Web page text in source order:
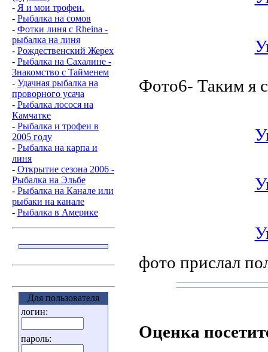
- Я и мои трофеи.
- Рыбалка на сомов
- Фотки линя с Rheina -
рыбалка на линя
- Рождественский Жерех
- Рыбалка на Сахалине -
Знакомство с Taйменем
- Удачная рыбалка на
проворного усача
- Рыбалка лосося на
Камчатке
- Рыбалка и трофеи в
2005 году
- Рыбалка на карпа и
линя
- Открытие сезона 2006 -
Рыбалка на Эльбе
- Рыбалка на Канале или
рыбаки на канале
- Рыбалка в Америке
Для пользователя
логин:
пароль:
Фото6- Таким я
фото прислал
Оценка